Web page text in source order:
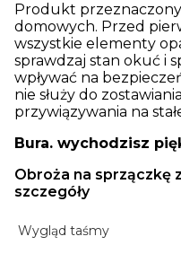
Produkt
domowych. Przed
wszystkie elementy
sprawdzaj stan okuć i
wpływać na
nie służy do
przywiązywania na
Bura. wychodzisz
Obroża na sprzączkę
szczegóły
Wygląd taśmy